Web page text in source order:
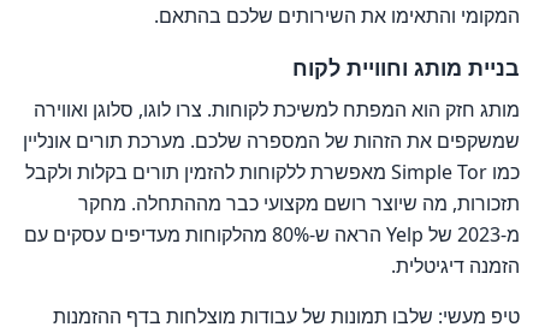
טעינה מחדש
טען מחדש
המקומי והתאימו את השירותים שלכם בהתאם.
בניית מותג וחוויית לקוח
מותג חזק הוא המפתח למשיכת לקוחות. צרו לוגו, סלוגן ואווירה
שמשקפים את הזהות של המספרה שלכם. מערכת תורים אונליין
כמו Simple Tor מאפשרת ללקוחות להזמין תורים בקלות ולקבל
תזכורות, מה שיוצר רושם מקצועי כבר מההתחלה. מחקר
מ-2023 של Yelp הראה ש-80% מהלקוחות מעדיפים עסקים עם
הזמנה דיגיטלית.
טיפ מעשי: שלבו תמונות של עבודות מוצלחות בדף ההזמנות